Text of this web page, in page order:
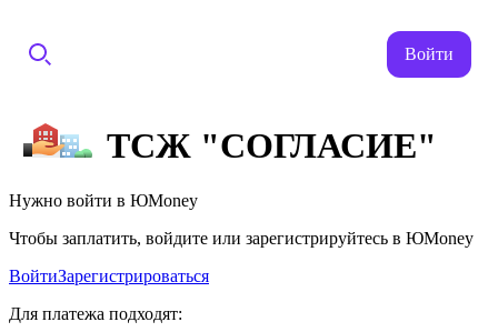
Войти
ТСЖ "СОГЛАСИЕ"
Нужно войти в ЮMoney
Чтобы заплатить, войдите или зарегистрируйтесь в ЮMoney
ВойтиЗарегистрироваться
Для платежа подходят: